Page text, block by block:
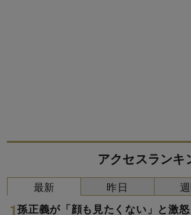
アクセスランキ
最新
孫正義が「顔も見たくない」と激
昨日